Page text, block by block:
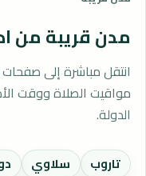
مدن قريبة من
انتقل مباشرة إلى
مواقيت الصلاة ووقت
الدولة.
تاروب سلاوي